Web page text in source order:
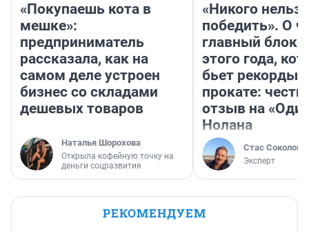
«Покупаешь кота в
мешке»:
предприниматель
рассказала, как на
самом деле устроен
бизнес со складами
дешевых товаров
Наталья Шорохова
Открыла кофейную точку на
деньги соцразвития
«Никого нельзя
победить». О
главный
этого года,
бьет рекорды в
прокате:
отзыв на
Нолана
Стас Соколов
Эксперт
РЕКОМЕНДУЕМ